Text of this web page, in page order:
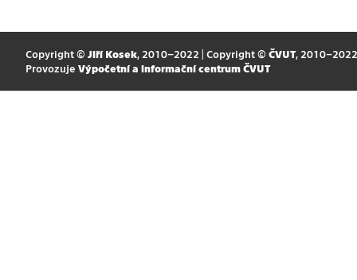
Copyright © Jiří Kosek, 2010–2022 | Copyright © ČVUT, 2010–2022
Provozuje Výpočetní a informační centrum ČVUT